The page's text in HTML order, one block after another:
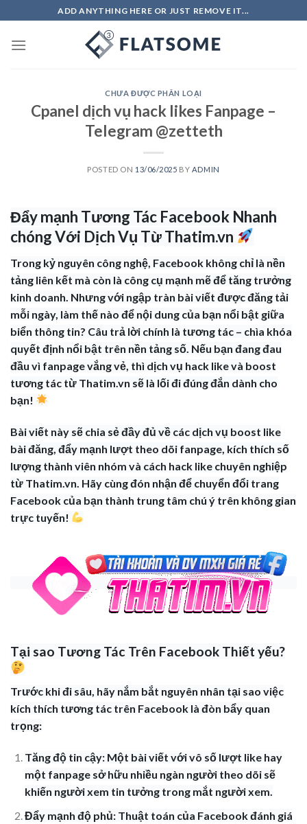
to
content
ADD ANYTHING HERE OR JUST REMOVE IT...
CHƯA ĐƯỢC PHÂN LOẠI
Cpanel dịch vụ hack likes Fanpage –
Telegram @zetteth
POSTED ON 13/06/2025 BY ADMIN
Đẩy mạnh Tương Tác Facebook Nhanh
chóng Với Dịch Vụ Từ Thatim.vn
Trong kỷ nguyên công nghệ, Facebook không chỉ là nền
tảng liên kết mà còn là công cụ mạnh mẽ để tăng trưởng
kinh doanh. Nhưng với ngập tràn bài viết được đăng tải
mỗi ngày, làm thế nào để nội dung của bạn nổi bật giữa
biển thông tin? Câu trả lời chính là tương tác – chìa khóa
quyết định nổi bật trên nền tảng số. Nếu bạn đang đau
đầu vì fanpage vắng vẻ, thì dịch vụ hack like và boost
tương tác từ Thatim.vn sẽ là lối đi đúng đắn dành cho
bạn!
Bài viết này sẽ chia sẻ đầy đủ về các dịch vụ boost like
bài đăng, đẩy mạnh lượt theo dõi fanpage, kích thích số
lượng thành viên nhóm và cách hack like chuyên nghiệp
từ Thatim.vn. Hãy cùng đón nhận để chuyển đổi trang
Facebook của bạn thành trung tâm chú ý trên không gian
trực tuyến!
Tại sao Tương Tác Trên Facebook Thiết yếu?
Trước khi đi sâu, hãy nắm bắt nguyên nhân tại sao việc
kích thích tương tác trên Facebook là đòn bẩy quan
trọng:
Tăng độ tin cậy: Một bài viết với vô số lượt like hay
một fanpage sở hữu nhiều ngàn người theo dõi sẽ
khiến người xem tin tưởng trong mắt người xem.
Đẩy mạnh độ phủ: Thuật toán của Facebook đánh giá